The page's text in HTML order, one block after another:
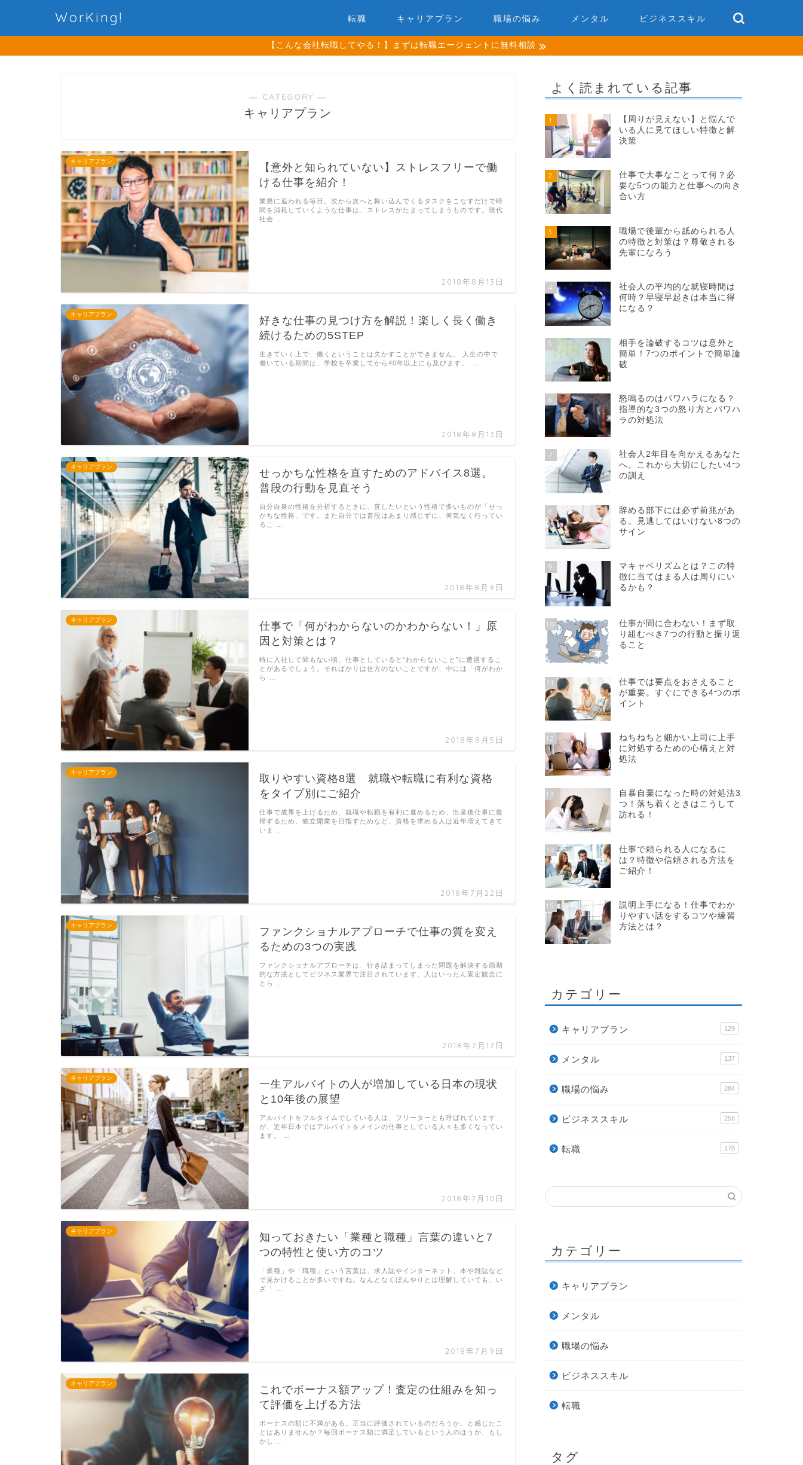
WorKing! 転職 キャリアプラン 職場の悩み メンタル ビジネススキル
【こんな会社転職してやる！】まずは転職エージェントに無料相談
― CATEGORY ―
キャリアプラン
キャリアプラン
【意外と知られていない】ストレスフリーで働
ける仕事を紹介！
2018年8月13日
業務に追われる毎日。次から次へと舞い込んでくるタスクをこなすだけで時
間を消耗していくような仕事は、ストレスがたまってしまうものです。現代
社会 …
キャリアプラン
好きな仕事の見つけ方を解説！楽しく長く働き
続けるための5STEP
2018年8月13日
生きていく上で、働くということは欠かすことができません。 人生の中で
働いている期間は、学校を卒業してから40年以上にも及びます。 …
キャリアプラン
せっかちな性格を直すためのアドバイス8選。
普段の行動を見直そう
2018年8月9日
自分自身の性格を分析するときに、直したいという性格で多いものが「せっ
かちな性格」です。また自分では普段はあまり感じずに、何気なく行ってい
るこ …
キャリアプラン
仕事で「何がわからないのかわからない！」原
因と対策とは？
2018年8月5日
特に入社して間もない頃、仕事としていると“わからないこと”に遭遇するこ
とがあるでしょう。そればかりは仕方のないことですが、中には「何がわか
ら …
キャリアプラン
取りやすい資格8選 就職や転職に有利な資格
をタイプ別にご紹介
2018年7月22日
仕事で成果を上げるため、就職や転職を有利に進めるため、出産後仕事に復
帰するため、独立開業を目指すためなど、資格を求める人は近年増えてきて
いま …
キャリアプラン
ファンクショナルアプローチで仕事の質を変え
るための3つの実践
2018年7月17日
ファンクショナルアプローチは、行き詰まってしまった問題を解決する画期
的な方法としてビジネス業界で注目されています。人はいったん固定観念に
とら …
キャリアプラン
一生アルバイトの人が増加している日本の現状
と10年後の展望
2018年7月10日
アルバイトをフルタイムでしている人は、フリーターとも呼ばれています
が、近年日本ではアルバイトをメインの仕事としている人々も多くなってい
ます。 …
キャリアプラン
知っておきたい「業種と職種」言葉の違いと7
つの特性と使い方のコツ
2018年7月9日
「業種」や「職種」という言葉は、求人誌やインターネット、本や雑誌など
で見かけることが多いですね。なんとなくぼんやりとは理解していても、い
ざ「 …
キャリアプラン
これでボーナス額アップ！査定の仕組みを知っ
て評価を上げる方法
ボーナスの額に不満がある。正当に評価されているのだろうか。と感じたこ
とはありませんか？毎回ボーナス額に満足しているという人のほうが、もし
かし …
よく読まれている記事
1
【周りが見えない】と悩んで
いる人に見てほしい特徴と解
決策
2
仕事で大事なことって何？必
要な5つの能力と仕事への向き
合い方
3
職場で後輩から舐められる人
の特徴と対策は？尊敬される
先輩になろう
4
社会人の平均的な就寝時間は
何時？早寝早起きは本当に得
になる？
5
相手を論破するコツは意外と
簡単！7つのポイントで簡単論
破
6
怒鳴るのはパワハラになる？
指導的な3つの怒り方とパワハ
ラの対処法
7
社会人2年目を向かえるあなた
へ。これから大切にしたい4つ
の訓え
8
辞める部下には必ず前兆があ
る。見逃してはいけない8つの
サイン
9
マキャベリズムとは？この特
徴に当てはまる人は周りにい
るかも？
10
仕事が間に合わない！まず取
り組むべき7つの行動と振り返
ること
11
仕事では要点をおさえること
が重要。すぐにできる4つのポ
イント
12
ねちねちと細かい上司に上手
に対処するための心構えと対
処法
13
自暴自棄になった時の対処法3
つ！落ち着くときはこうして
訪れる！
14
仕事で頼られる人になるに
は？特徴や信頼される方法を
ご紹介！
15
説明上手になる！仕事でわか
りやすい話をするコツや練習
方法とは？
カテゴリー
キャリアプラン 129
メンタル 137
職場の悩み 284
ビジネススキル 256
転職 178
カテゴリー
キャリアプラン
メンタル
職場の悩み
ビジネススキル
転職
タグ